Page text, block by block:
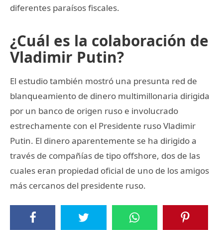
diferentes paraísos fiscales.
¿Cuál es la colaboración de
Vladimir Putin?
El estudio también mostró una presunta red de
blanqueamiento de dinero multimillonaria dirigida
por un banco de origen ruso e involucrado
estrechamente con el Presidente ruso Vladimir
Putin. El dinero aparentemente se ha dirigido a
través de compañías de tipo offshore, dos de las
cuales eran propiedad oficial de uno de los amigos
más cercanos del presidente ruso.